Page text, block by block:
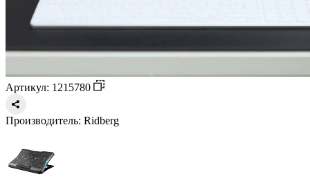
Артикул: 1215780
Производитель: Ridberg